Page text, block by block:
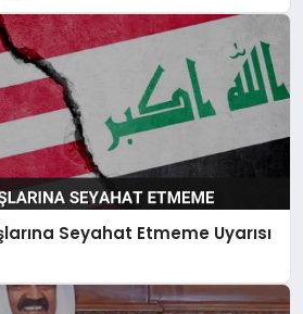
Seyahat Etmeme Uyarısı